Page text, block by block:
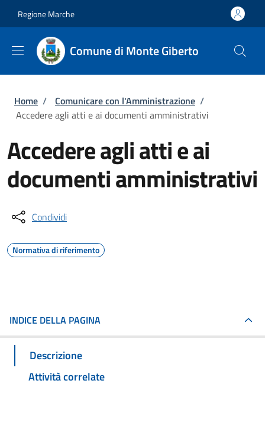
Regione Marche
Comune di Monte Giberto
Briciole di pane
Home / Comunicare con l'Amministrazione /
Accedere agli atti e ai documenti amministrativi
Accedere agli atti e ai
documenti amministrativi
Condividi
Normativa di riferimento
INDICE DELLA PAGINA
Descrizione
Attività correlate